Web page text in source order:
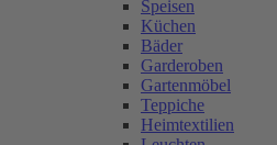
Speisen
Küchen
Bäder
Garderoben
Gartenmöbel
Teppiche
Heimtextilien